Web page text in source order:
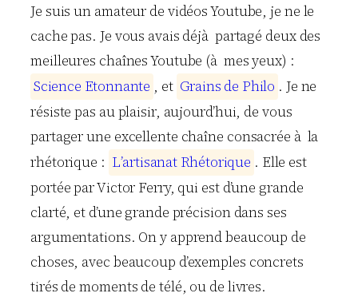
Je suis un amateur de vidéos Youtube, je ne le
cache pas. Je vous avais déjà partagé deux des
meilleures chaînes Youtube (à mes yeux) :
Science Etonnante , et Grains de Philo . Je ne
résiste pas au plaisir, aujourd’hui, de vous
partager une excellente chaîne consacrée à la
rhétorique : L’artisanat Rhétorique . Elle est
portée par Victor Ferry, qui est d’une grande
clarté, et d’une grande précision dans ses
argumentations. On y apprend beaucoup de
choses, avec beaucoup d’exemples concrets
tirés de moments de télé, ou de livres.